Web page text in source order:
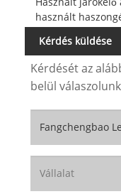
használt
Kérdés küldése
Kérdését az
belül